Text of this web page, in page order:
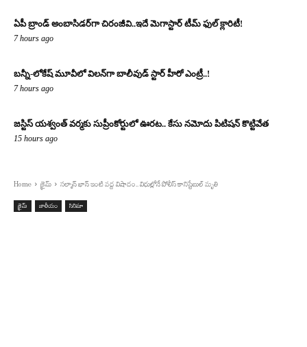
ఏపీ బ్రాండ్ అంబాసిడర్‌గా చిరంజీవి..ఇదే మెగాస్టార్ టీమ్ ఫుల్ క్లారిటీ!
7 hours ago
బన్నీ-లోకేష్ మూవీలో విలన్‌గా బాలీవుడ్ స్టార్ హీరో ఎంట్రీ..!
7 hours ago
జస్టిస్ యశ్వంత్ వర్మకు సుప్రీంకోర్టులో ఊరట.. కేసు నమోదు పిటిషన్ కొట్టివేత
15 hours ago